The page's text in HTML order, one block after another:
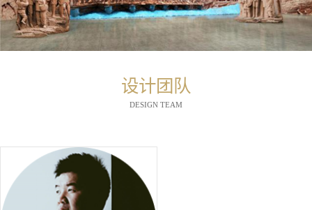
设计团队
DESIGN TEAM